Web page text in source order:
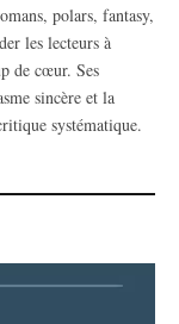
polars, fantasy,
les lecteurs à
de cœur. Ses
sincère et la
systématique.